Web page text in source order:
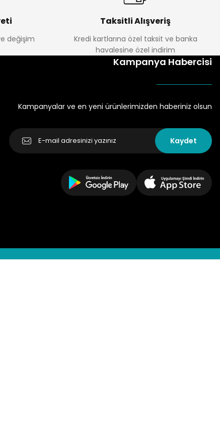
değişim
Taksitli Alışveriş
Kredi kartlarına özel taksit ve banka
havalesine özel indirim
Kampanya Habercisi
Kampanyalar ve en yeni ürünlerimizden haberiniz olsun
Kaydet